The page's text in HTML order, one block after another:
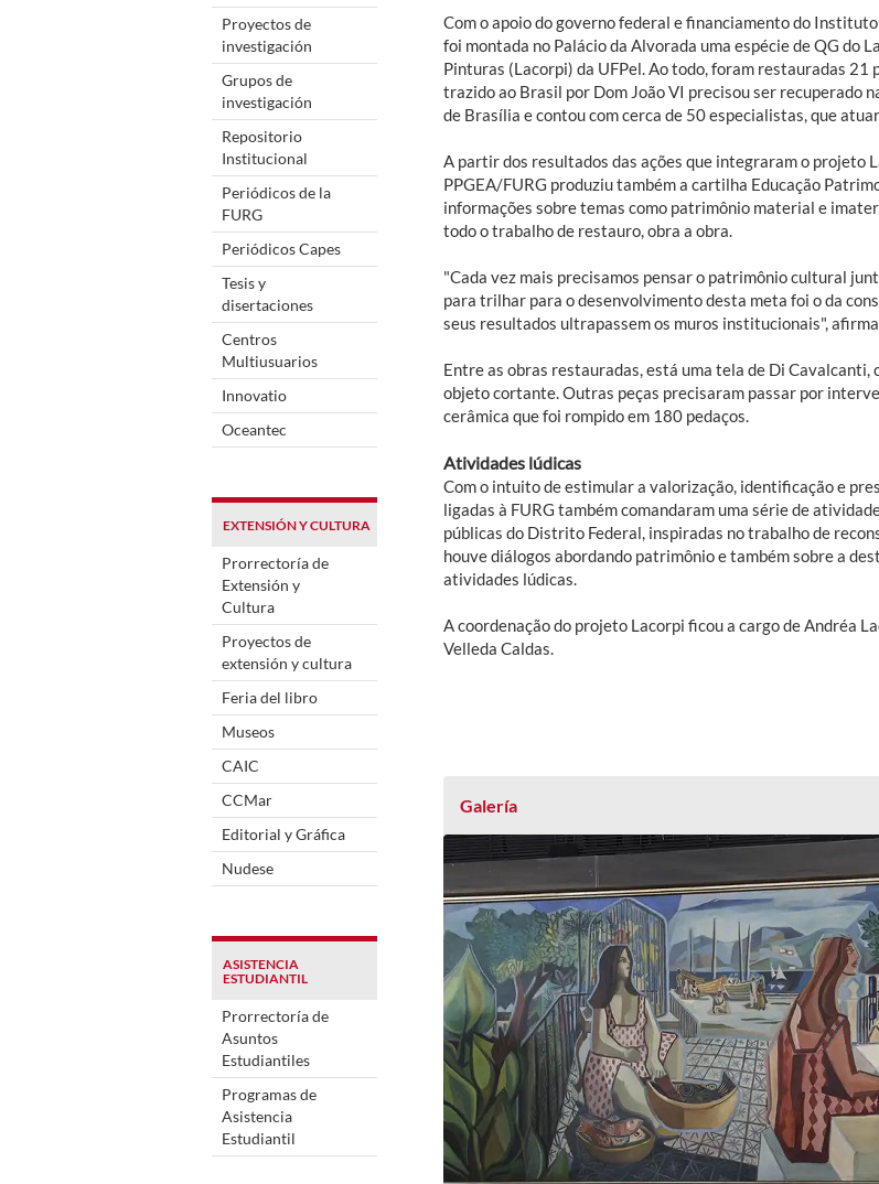
Proyectos de
investigación
Grupos de
investigación
Repositorio
Institucional
Periódicos de la
FURG
Periódicos Capes
Tesis y
disertaciones
Centros
Multiusuarios
Innovatio
Oceantec
EXTENSIÓN Y CULTURA
Prorrectoría de
Extensión y
Cultura
Proyectos de
extensión y cultura
Feria del libro
Museos
CAIC
CCMar
Editorial y Gráfica
Nudese
ASISTENCIA
ESTUDIANTIL
Prorrectoría de
Asuntos
Estudiantiles
Programas de
Asistencia
Estudiantil
Com o apoio do governo federal e financiamento do
foi montada no Palácio da Alvorada uma espécie de QG do
Pinturas (Lacorpi) da UFPel. Ao todo, foram restauradas 21
trazido ao Brasil por Dom João VI precisou ser recuperado
de Brasília e contou com cerca de 50 especialistas, que
A partir dos resultados das ações que integraram o projeto
PPGEA/FURG produziu também a cartilha Educação
informações sobre temas como patrimônio material e
todo o trabalho de restauro, obra a obra.
"Cada vez mais precisamos pensar o patrimônio cultural
para trilhar para o desenvolvimento desta meta foi o da
seus resultados ultrapassem os muros institucionais",
Entre as obras restauradas, está uma tela de Di
objeto cortante. Outras peças precisaram passar por
cerâmica que foi rompido em 180 pedaços.
Atividades lúdicas
Com o intuito de estimular a valorização, identificação e
ligadas à FURG também comandaram uma série de
públicas do Distrito Federal, inspiradas no trabalho de
houve diálogos abordando patrimônio e também sobre a
atividades lúdicas.
A coordenação do projeto Lacorpi ficou a cargo de Andréa
Velleda Caldas.
Galería